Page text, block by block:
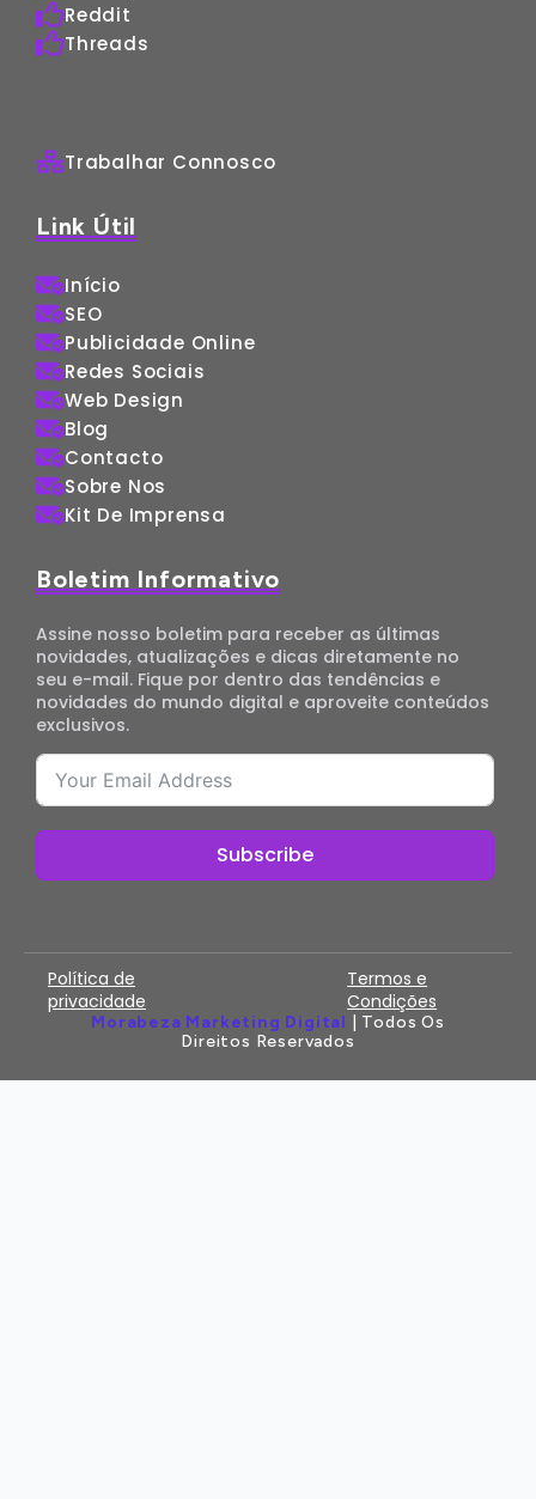
Reddit
Threads
Trabalhar Connosco
Link Útil
Início
SEO
Publicidade Online
Redes Sociais
Web Design
Blog
Contacto
Sobre Nos
Kit De Imprensa
Boletim Informativo
Assine nosso boletim para receber as últimas
novidades, atualizações e dicas diretamente no
seu e-mail. Fique por dentro das tendências e
novidades do mundo digital e aproveite conteúdos
exclusivos.
Subscribe
Política de
privacidade
Termos e
Condições
Morabeza Marketing Digital
| Todos Os
Direitos Reservados